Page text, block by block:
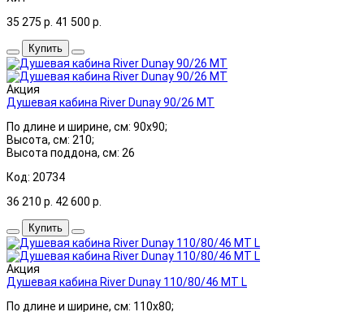
35 275 р. 41 500 р.
Купить
Акция
Душевая кабина River Dunay 90/26 МТ
По длине и ширине, см: 90x90;
Высота, см: 210;
Высота поддона, см: 26
Код: 20734
36 210 р. 42 600 р.
Купить
Акция
Душевая кабина River Dunay 110/80/46 MT L
По длине и ширине, см: 110x80;